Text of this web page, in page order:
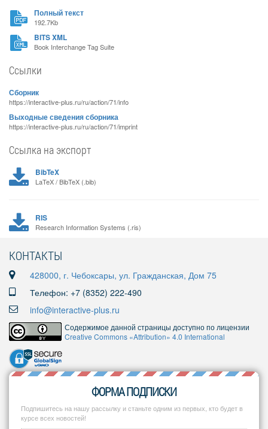
Полный текст
192.7Kb
BITS XML
Book Interchange Tag Suite
Ссылки
Сборник
https://interactive-plus.ru/ru/action/71/info
Выходные сведения сборника
https://interactive-plus.ru/ru/action/71/imprint
Ссылка на экспорт
BibTeX
LaTeX / BibTeX (.bib)
RIS
Research Information Systems (.ris)
КОНТАКТЫ
428000, г. Чебоксары, ул. Гражданская, Дом 75
Телефон: +7 (8352) 222-490
info@interactive-plus.ru
Содержимое данной страницы доступно по лицензии
Creative Commons «Attribution» 4.0 International
ФОРМА ПОДПИСКИ
Подпишитесь на нашу рассылку и станьте одним из первых, кто будет в
курсе всех новостей!